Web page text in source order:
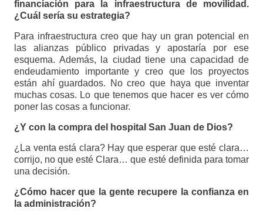
financiación para la infraestructura de movilidad.
¿Cuál sería su estrategia?
Para infraestructura creo que hay un gran potencial en
las alianzas público privadas y apostaría por ese
esquema. Además, la ciudad tiene una capacidad de
endeudamiento importante y creo que los proyectos
están ahí guardados. No creo que haya que inventar
muchas cosas. Lo que tenemos que hacer es ver cómo
poner las cosas a funcionar.
¿Y con la compra del hospital San Juan de Dios?
¿La venta está clara? Hay que esperar que esté clara…
corrijo, no que esté Clara… que esté definida para tomar
una decisión.
¿Cómo hacer que la gente recupere la confianza en
la administración?